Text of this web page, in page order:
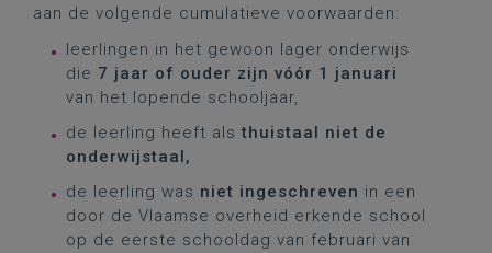
aan de volgende cumulatieve voorwaarden:
leerlingen in het gewoon lager onderwijs
die 7 jaar of ouder zijn vóór 1 januari
van het lopende schooljaar,
de leerling heeft alsthuistaal niet de
onderwijstaal,
de leerling was niet ingeschreven in een
door de Vlaamse overheid erkende school
op de eerste schooldag van februari van